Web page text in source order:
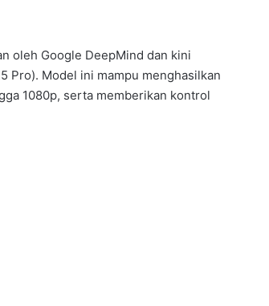
oleh Google DeepMind dan kini
Pro). Model ini mampu menghasilkan
1080p, serta memberikan kontrol